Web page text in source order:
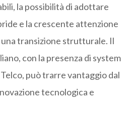
la possibilità di adottare
e la crescente attenzione
transizione strutturale. Il
con la presenza di system
può trarre vantaggio dal
tecnologica e